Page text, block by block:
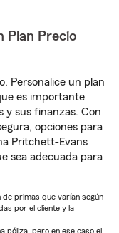
Plan Precio
Personalice un plan
es importante
y sus finanzas. Con
opciones para
Pritchett-Evans
sea adecuada para
primas que varían según
por el cliente y la
póliza, pero en ese caso el